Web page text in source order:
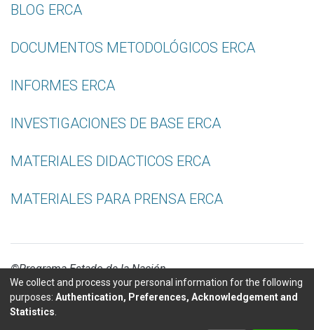
BLOG ERCA
DOCUMENTOS METODOLÓGICOS ERCA
INFORMES ERCA
INVESTIGACIONES DE BASE ERCA
MATERIALES DIDACTICOS ERCA
MATERIALES PARA PRENSA ERCA
©Programa Estado de la Nación
We collect and process your personal information for the following
purposes: Authentication, Preferences, Acknowledgement and
Statistics